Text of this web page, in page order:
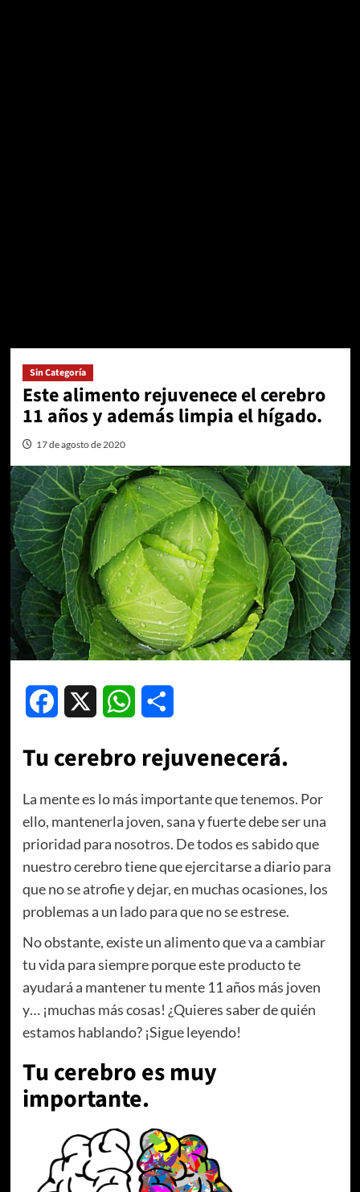
Sin Categoría
Este alimento rejuvenece el cerebro
11 años y además limpia el hígado.
17 de agosto de 2020
Facebook WhatsApp
Tu cerebro rejuvenecerá.
La mente es lo más importante que tenemos. Por
ello, mantenerla joven, sana y fuerte debe ser una
prioridad para nosotros. De todos es sabido que
nuestro cerebro tiene que ejercitarse a diario para
que no se atrofie y dejar, en muchas ocasiones, los
problemas a un lado para que no se estrese.
No obstante, existe un alimento que va a cambiar
tu vida para siempre porque este producto te
ayudará a mantener tu mente 11 años más joven
y… ¡muchas más cosas! ¿Quieres saber de quién
estamos hablando? ¡Sigue leyendo!
Tu cerebro es muy
importante.